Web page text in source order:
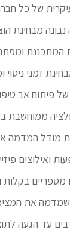
של כל
נבונה מבחינת
המתכננת
זמני
של פיתוח אב
ממוחשבת
מודל המדמה
ואילוצים
מספריים בקלות
את
עד הגעה